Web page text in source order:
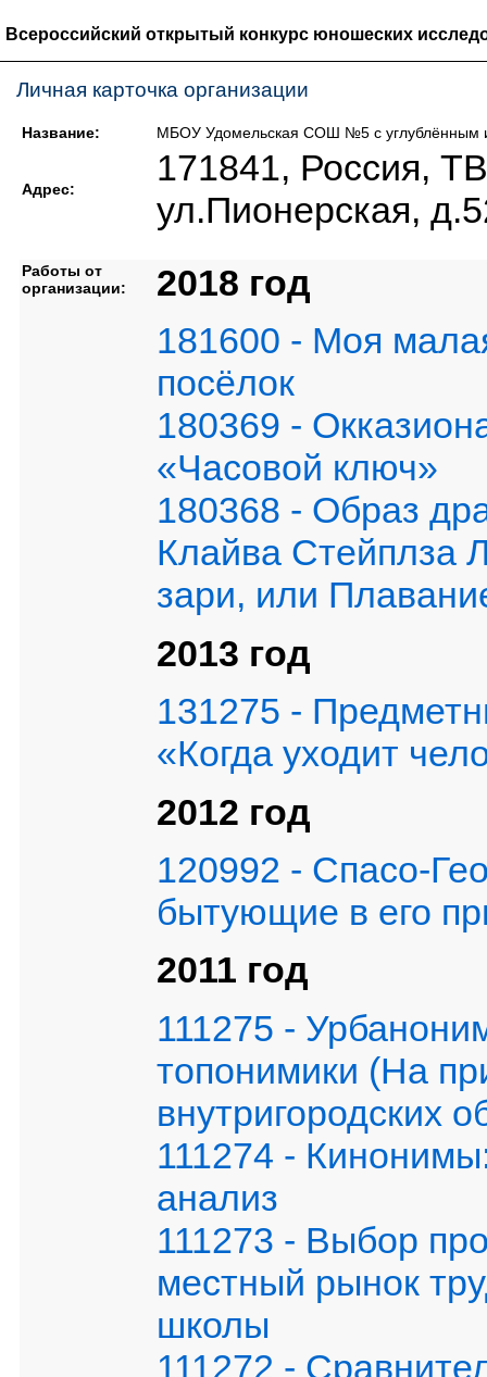
Всероссийский открытый конкурс юношеских
Личная карточка организации
Название: МБОУ Удомельская СОШ №5 с углублённым
Адрес:
171841, Россия,
ул.Пионерская,
Работы от
организации:
2018 год
181600 - Моя
посёлок
180369 -
«Часовой ключ»
180368 - Образ
Клайва Стейплза
зари, или
2013 год
131275 -
«Когда уходит
2012 год
120992 - Спасо-
бытующие в его
2011 год
111275 -
топонимики (На
внутригородских
111274 -
анализ
111273 - Выбор
местный рынок
школы
111272 -